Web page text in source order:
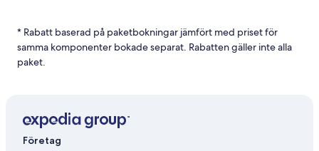
* Rabatt baserad på paketbokningar jämfört med priset för
samma komponenter bokade separat. Rabatten gäller inte alla
paket.
Företag